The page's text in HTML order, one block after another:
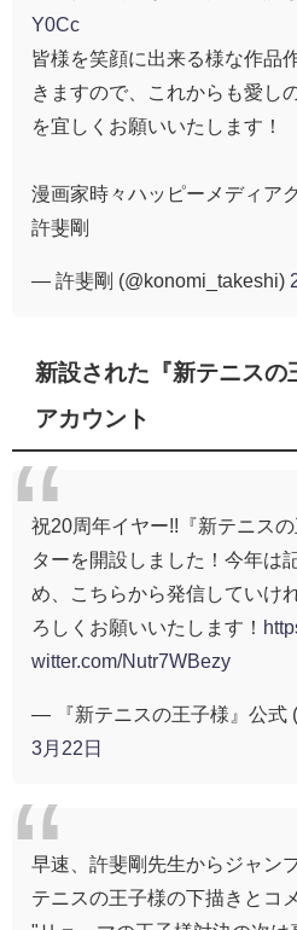
Y0Cc
皆様を笑顔に出来る様な作品
きますので、これからも愛し
を宜しくお願いいたします！
漫画家時々ハッピーメディア
許斐剛
— 許斐剛 (@konomi_takeshi)
新設された『新テニス
アカウント
祝20周年イヤー!!『新テニス
ターを開設しました！今年は
め、こちらから発信していけ
ろしくお願いいたします！
witter.com/Nutr7WBezy
— 『新テニスの王子様』公式
3月22日
早速、許斐剛先生からジャン
テニスの王子様の下描きとコ